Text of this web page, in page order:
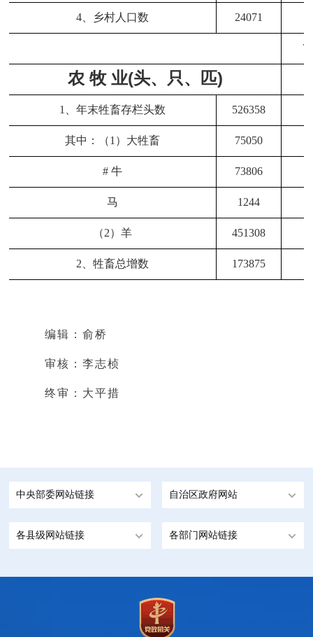
4、乡村人口数 24071
7
农 牧 业(头、只、匹)
1、年末牲畜存栏头数 526358
其中：（1）大牲畜 75050
# 牛 73806
马 1244
（2）羊 451308
2、牲畜总增数 173875
编辑：俞桥
审核：李志桢
终审：大平措
中央部委网站链接 自治区政府网站
各县级网站链接 各部门网站链接